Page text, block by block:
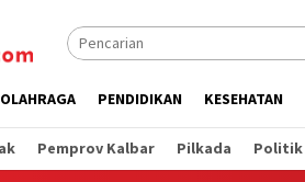
OLAHRAGA PENDIDIKAN KESEHATAN
Pemprov Kalbar Pilkada Politik